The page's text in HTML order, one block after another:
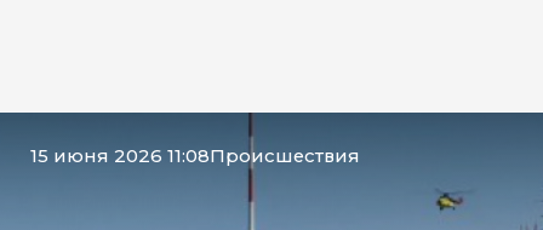
15 июня 2026 11:08Происшествия